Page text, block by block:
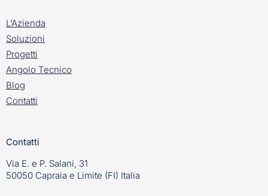
L’Azienda
Soluzioni
Progetti
Angolo Tecnico
Blog
Contatti
Contatti
Via E. e P. Salani, 31
50050 Capraia e Limite (FI) Italia